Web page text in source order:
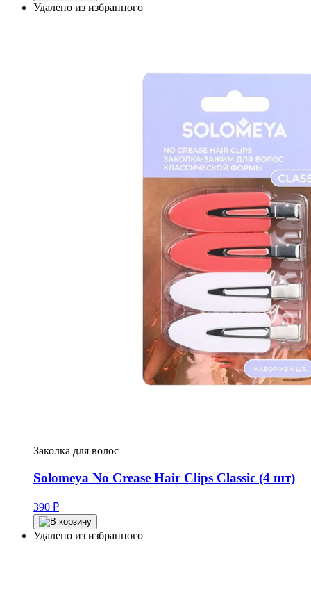
Удалено из избранного
Заколка для волос
Solomeya No Crease Hair Clips Classic (4 шт)
390 ₽
Удалено из избранного